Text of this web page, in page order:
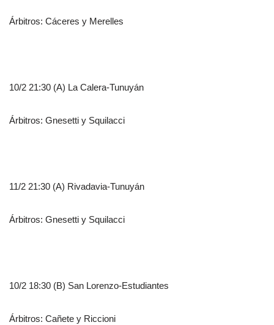
Árbitros: Cáceres y Merelles
10/2 21:30 (A) La Calera-Tunuyán
Árbitros: Gnesetti y Squilacci
11/2 21:30 (A) Rivadavia-Tunuyán
Árbitros: Gnesetti y Squilacci
10/2 18:30 (B) San Lorenzo-Estudiantes
Árbitros: Cañete y Riccioni